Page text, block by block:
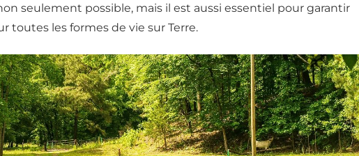
seulement possible, mais il est aussi essentiel pour garantir
toutes les formes de vie sur Terre.